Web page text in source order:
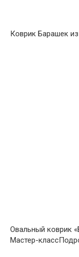
Коврик Барашек
Овальный коврик
Мастер-